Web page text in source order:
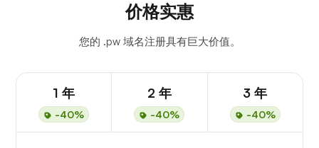
价格实惠
您的 .pw 域名注册具有巨大价值。
1 年
-40%
2 年
-40%
3 年
-40%